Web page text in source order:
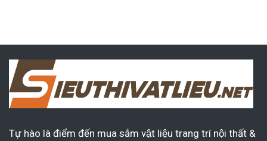
Tự hào là điểm đến mua sắm vật liệu trang trí nội thất &